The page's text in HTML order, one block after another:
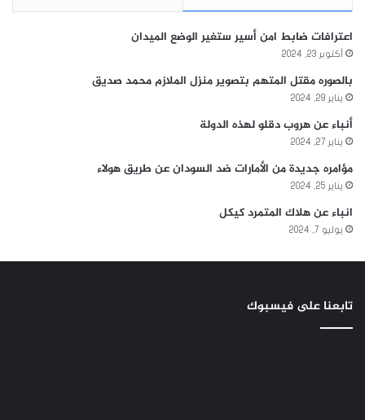
اعترافات ضابط امن أسير ستغير الوضع الميدان
أكتوبر 23, 2024
بالصوره مقتل المتهم بتصوير منزل الملازم محمد صديق
يناير 29, 2024
أنباء عن هروب دقلو لهذه الدولة
يناير 27, 2024
مؤامره جديدة من الأمارات ضد السودان عن طريق هولاء
يناير 25, 2024
انباء عن هلاك المتمرد كيكل
يوليو 7, 2024
تابعنا على فيسبوك